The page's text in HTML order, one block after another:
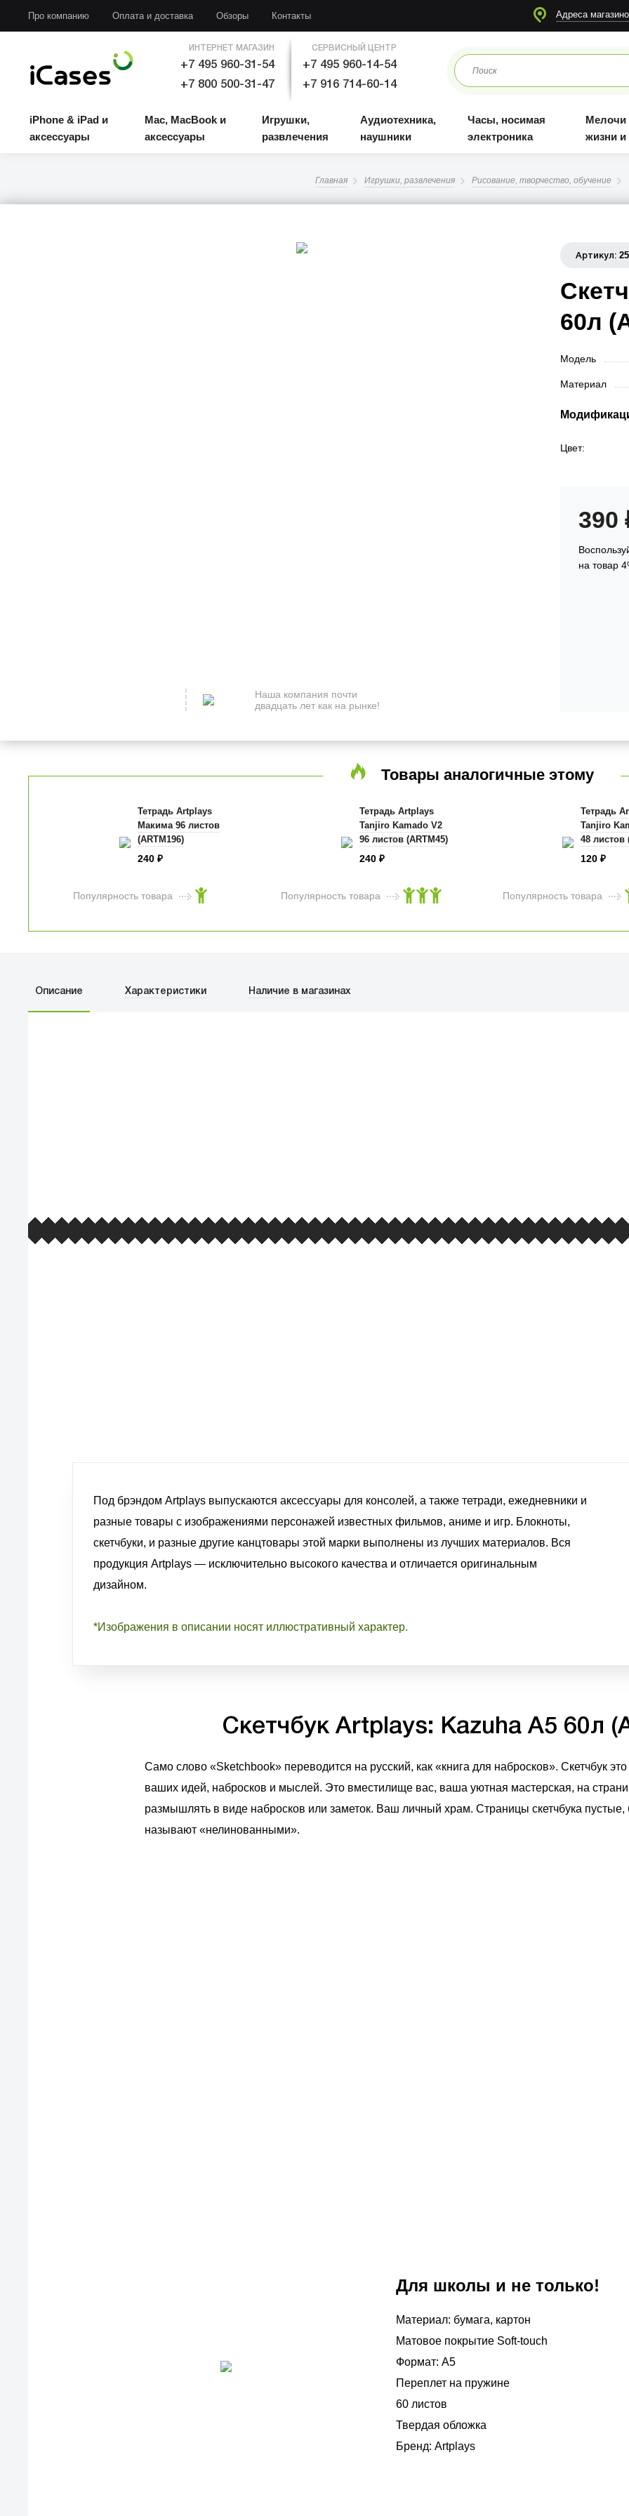
Про компанию Оплата и доставка Обзоры Контакты Адреса
ИНТЕРНЕТ МАГАЗИН
+7 495 960-31-54
+7 800 500-31-47
СЕРВИСНЫЙ ЦЕНТР
+7 495 960-14-54
+7 916 714-60-14
iPhone & iPad и
аксессуары
Mac, MacBook и
аксессуары
Игрушки,
развлечения
Аудиотехника,
наушники
Часы, носимая
электроника
Мелочи
жизни
Главная Игрушки, развлечения Рисование, творчество, обучение
Артикул:
60л
Модель
Материал
Цвет:
390
на товар
Наша компания почти
двадцать лет как на рынке!
Товары аналогичные этому
Тетрадь Artplays
Макима 96 листов
(ARTM196)
240₽
Популярность товара
Тетрадь Artplays
Tanjiro Kamado V2
96 листов (ARTM45)
240 ₽
Популярность товара
Тетрадь
Tanjiro
48 листов
120₽
Популярность товара
(ARTM191)
Описание Характеристики Наличие в магазинах
Под брэндом Artplays выпускаются аксессуары для консолей, а также тетради, ежедневники и
разные товары с изображениями персонажей известных фильмов, аниме и игр. Блокноты,
скетчбуки, и разные другие канцтовары этой марки выполнены из лучших материалов. Вся
продукция Artplays — исключительно высокого качества и отличается оригинальным
дизайном.
*Изображения в описании носят иллюстративный характер.
Скетчбук Artplays: Kazuha А5 60л
Само слово «Sketchbook» переводится на русский, как «книга для набросков». Скетчбук это
ваших идей, набросков и мыслей. Это вместилище вас, ваша уютная мастерская, на
размышлять в виде набросков или заметок. Ваш личный храм. Страницы скетчбука пустые,
называют «нелинованными».
Для школы и не только!
Материал: бумага, картон
Матовое покрытие Soft-touch
Формат: А5
Переплет на пружине
60 листов
Твердая обложка
Бренд: Artplays